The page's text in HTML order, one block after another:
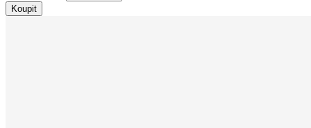
Koupit